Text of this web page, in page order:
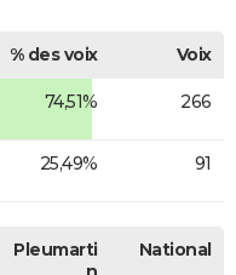
% des voix
Voix
74,51% 266
25,49% 91
Pleumarti
National